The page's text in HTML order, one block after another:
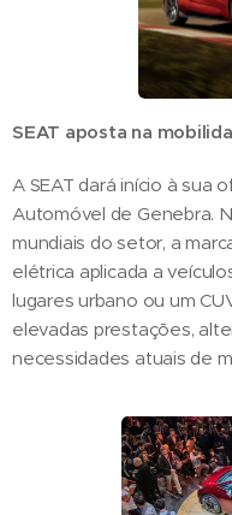
SEAT aposta na
A SEAT dará início à sua
Automóvel de Genebra.
mundiais do setor, a
elétrica aplicada a
lugares urbano ou um
elevadas prestações,
necessidades atuais de